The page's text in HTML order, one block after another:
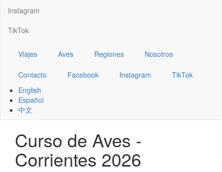
Instagram
TikTok
Viajes Aves Regiones Nosotros
Contacto Facebook Instagram
TikTok
English
Español
中文
Curso de Aves -
Corrientes 2026